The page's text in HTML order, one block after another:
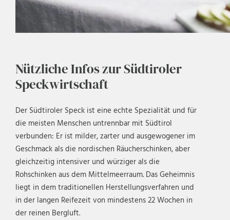
Nützliche Infos zur Südtiroler
Speckwirtschaft
Der Südtiroler Speck ist eine echte Spezialität und für
die meisten Menschen untrennbar mit Südtirol
verbunden: Er ist milder, zarter und ausgewogener im
Geschmack als die nordischen Räucherschinken, aber
gleichzeitig intensiver und würziger als die
Rohschinken aus dem Mittelmeerraum. Das Geheimnis
liegt in dem traditionellen Herstellungsverfahren und
in der langen Reifezeit von mindestens 22 Wochen in
der reinen Bergluft.